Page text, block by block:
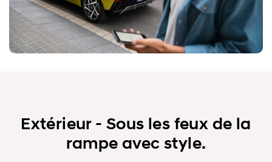
Extérieur - Sous les feux de la
rampe avec style.